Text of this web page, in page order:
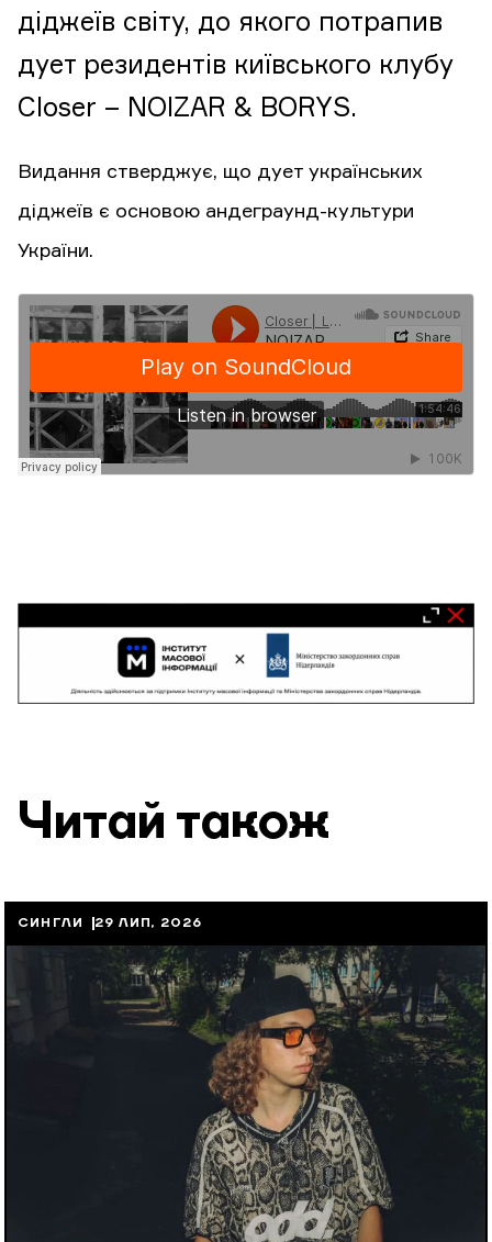
діджеїв світу, до якого потрапив
дует резидентів київського клубу
Closer – NOIZAR & BORYS.
Видання стверджує, що дует українських
діджеїв є основою андеграунд-культури
України.
Читай також
СИНГЛИ 29 ЛИП, 2026